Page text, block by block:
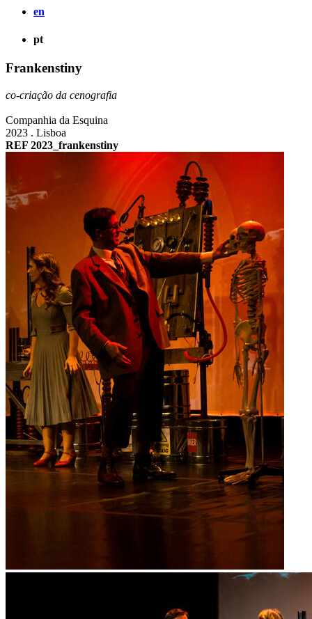
en
pt
Frankenstiny
co-criação da cenografia
Companhia da Esquina
2023 . Lisboa
REF 2023_frankenstiny